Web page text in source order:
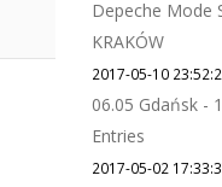
Depeche Mode
KRAKÓW
2017-05-10
06.05 Gdańsk -
Entries
2017-05-02